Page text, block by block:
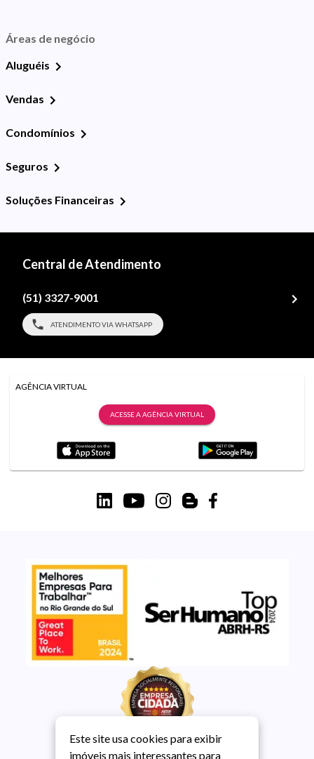
Áreas de negócio
Aluguéis
Vendas
Condomínios
Seguros
Soluções Financeiras
Central de Atendimento
(51) 3327-9001
ATENDIMENTO VIA WHATSAPP
AGÊNCIA VIRTUAL
ACESSE A AGÊNCIA VIRTUAL
Este site usa cookies para exibir
imóveis mais interessantes para